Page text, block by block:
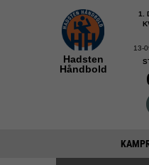
Hadsten
Håndbold
1.
13-